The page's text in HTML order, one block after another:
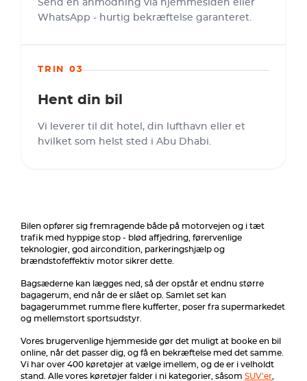
Send en anmodning via hjemmesiden eller
WhatsApp - hurtig bekræftelse garanteret.
TRIN 03
Hent din bil
Vi leverer til dit hotel, din lufthavn eller et
hvilket som helst sted i Abu Dhabi.
Bilen opfører sig fremragende både på motorvejen og i tæt
trafik med hyppige stop - blød affjedring, førervenlige
teknologier, god aircondition, parkeringshjælp og
brændstofeffektiv motor sikrer dette.
Bagsæderne kan lægges ned, så der opstår et endnu større
bagagerum, end når de er slået op. Samlet set kan
bagagerummet rumme flere kufferter, poser fra supermarkedet
og mellemstort sportsudstyr.
Vores brugervenlige hjemmeside gør det muligt at booke en bil
online, når det passer dig, og få en bekræftelse med det samme.
Vi har over 400 køretøjer at vælge imellem, og de er i velholdt
stand. Alle vores køretøjer falder i ni kategorier, såsom SUV'er